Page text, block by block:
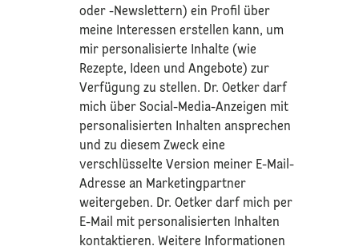
oder -Newslettern) ein Profil über
meine Interessen erstellen kann, um
mir personalisierte Inhalte (wie
Rezepte, Ideen und Angebote) zur
Verfügung zu stellen. Dr. Oetker darf
mich über Social-Media-Anzeigen mit
personalisierten Inhalten ansprechen
und zu diesem Zweck eine
verschlüsselte Version meiner E-Mail-
Adresse an Marketingpartner
weitergeben. Dr. Oetker darf mich per
E-Mail mit personalisierten Inhalten
kontaktieren. Weitere Informationen